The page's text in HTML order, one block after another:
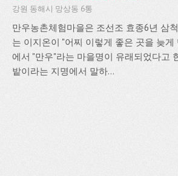
강원 동해시 망상동 6통
만우농촌체험마을은 조선조 효종6년 삼
는 이지온이 "어찌 이렇게 좋은 곳을 늦게
에서 "만우"라는 마을명이 유래되었다고
밭이라는 지명에서 말하...